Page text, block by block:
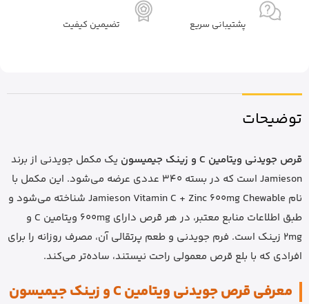
پشتیبانی سریع تضیمین کیفیت
توضیحات
قرص جویدنی ویتامین C و زینک جیمیسون
یک مکمل جویدنی از برند
Jamieson است که در بسته 340 عددی عرضه می‌شود. این مکمل با
نام Jamieson Vitamin C + Zinc 600mg Chewable شناخته می‌شود و
طبق اطلاعات منابع معتبر، در هر قرص دارای 600mg ویتامین C و
2mg زینک است. فرم جویدنی و طعم پرتقالی آن، مصرف روزانه را برای
افرادی که با بلع قرص معمولی راحت نیستند، ساده‌تر می‌کند.
معرفی قرص جویدنی ویتامین C و زینک جیمیسون